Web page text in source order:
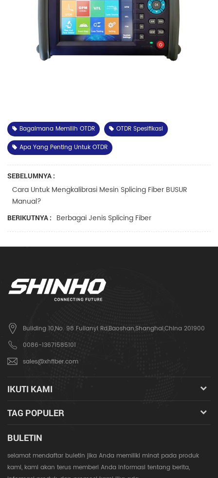
Bagaimana Memilih OTDR
OTDR Spesifikasi
Apa Yang Penting Untuk OTDR
SEBELUMNYA :
Cara Untuk Mengkalibrasi Mesin Splicing Fiber BUSUR
Manual?
BERIKUTNYA : Berbagai Jenis Splicing Fiber
Building 10,No. 98 Fulianyi Rd,Baoshan,Shanghai,China 201900
0086-13671585101
sales@xhfiber.com
IKUTI KAMI
TAG POPULER
BULETIN
selamat mendaftar buletin jika Anda memiliki minat pada produk
kami, kami akan terus memberi Anda informasi tentang berita,